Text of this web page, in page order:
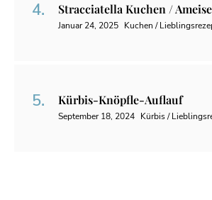
Stracciatella Kuchen /
Januar 24, 2025 Kuchen /
Kürbis-Knöpfle-Auflauf
September 18, 2024 Kürbis /